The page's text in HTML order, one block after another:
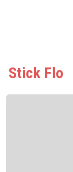
Stick Flo